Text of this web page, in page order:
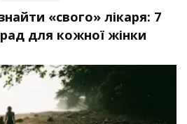
«свого» лікаря: 7
для кожної жінки